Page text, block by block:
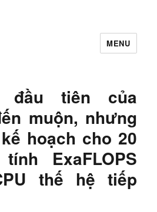
MENU
đầu tiên của
muộn, nhưng
hoạch cho 20
ExaFLOPS
thế hệ tiếp